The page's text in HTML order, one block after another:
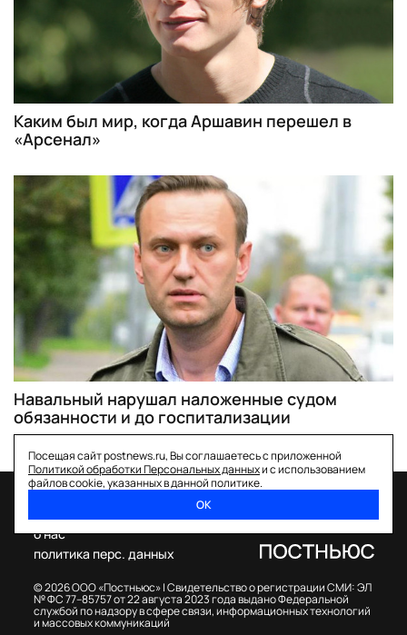
Каким был мир, когда Аршавин перешел в
«Арсенал»
Навальный нарушал наложенные судом
обязанности и до госпитализации
Посещая сайт postnews.ru, Вы соглашаетесь с приложенной
Политикой обработки Персональных данныхи с использованием
файлов cookie, указанных в данной политике.
ОК
© 2026 ООО «Постньюс» |Свидетельство о регистрации СМИ: ЭЛ
№ ФС 77–85757 от 22 августа 2023 года выдано Федеральной
службой по надзору в сфере связи, информационных технологий
и массовых коммуникаций
о нас
политика перс. данных